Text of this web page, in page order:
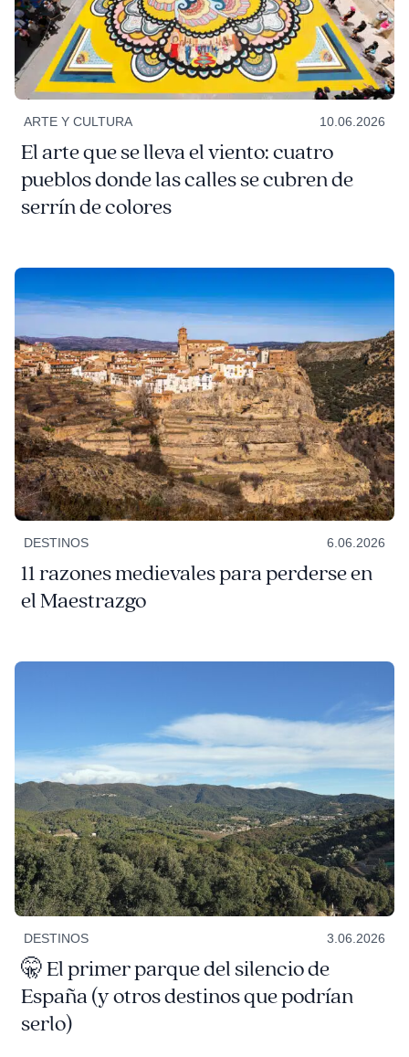
ARTE Y CULTURA 10.06.2026
El arte que se lleva el viento: cuatro
pueblos donde las calles se cubren de
serrín de colores
DESTINOS 6.06.2026
11 razones medievales para perderse en
el Maestrazgo
DESTINOS 3.06.2026
🤫 El primer parque del silencio de
España (y otros destinos que podrían
serlo)